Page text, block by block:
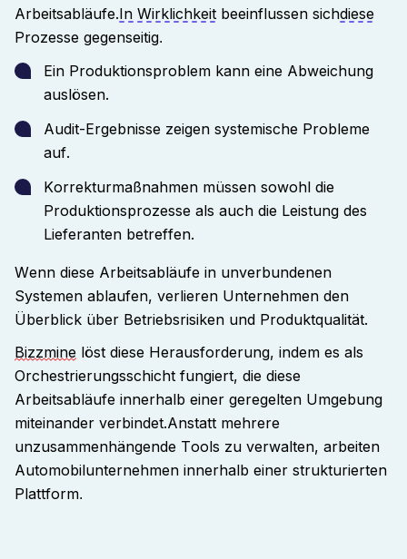
Arbeitsabläufe.In Wirklichkeit beeinflussen sichdiese
Prozesse gegenseitig.
Ein Produktionsproblem kann eine Abweichung
auslösen.
Audit-Ergebnisse zeigen systemische Probleme
auf.
Korrekturmaßnahmen müssen sowohl die
Produktionsprozesse als auch die Leistung des
Lieferanten betreffen.
Wenn diese Arbeitsabläufe in unverbundenen
Systemen ablaufen, verlieren Unternehmen den
Überblick über Betriebsrisiken und Produktqualität.
Bizzmine löst diese Herausforderung, indem es als
Orchestrierungsschicht fungiert, die diese
Arbeitsabläufe innerhalb einer geregelten Umgebung
miteinander verbindet.Anstatt mehrere
unzusammenhängende Tools zu verwalten, arbeiten
Automobilunternehmen innerhalb einer strukturierten
Plattform.